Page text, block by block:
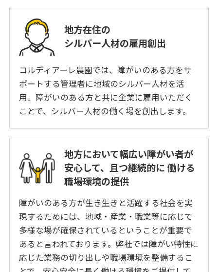
地⽅在住の
シルバー⼈材の雇⽤創出
コルディアーレ農園では、障がいのある⽅をサ
ポートする管理者に地域のシルバー⼈材を活
⽤。障がいのある方と共に企業に雇⽤いただく
ことで、シルバー⼈材の働く場を創出します。
地方において幅広い障がい者が
安心して、且つ継続的に働ける
職場環境の提供
障がいのある方が生き生きと活躍する社会を実
現するためには、地域・産業・職業等に応じて
多様な場が確保されているということが重要で
あると言われております。弊社では障がい特性に
応じた業務の切り出しや職場環境を整備するこ